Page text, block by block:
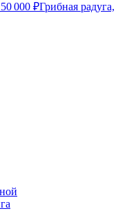
000 ₽Грибная радуга,